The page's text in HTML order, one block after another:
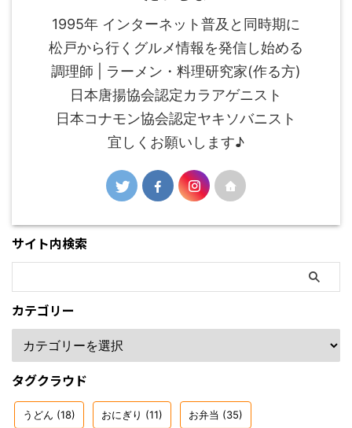
1995年 インターネット普及と同時期に
松戸から行くグルメ情報を発信し始める
調理師 | ラーメン・料理研究家(作る方)
日本唐揚協会認定カラアゲニスト
日本コナモン協会認定ヤキソバニスト
宜しくお願いします♪
サイト内検索
カテゴリー
タグクラウド
うどん (18) おにぎり (11) お弁当 (35)